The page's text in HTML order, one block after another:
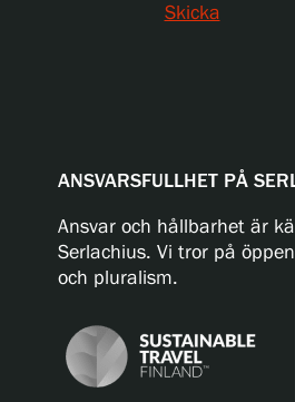
Skicka
ANSVARSFULLHET PÅ
Ansvar och hållbarhet är
Serlachius. Vi tror på
och pluralism.